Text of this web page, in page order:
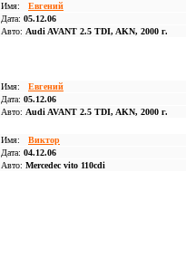
Имя: Евгений
Дата: 05.12.06
Авто: Audi AVANT 2.5 TDI, AKN, 2000 г.
Имя: Евгений
Дата: 05.12.06
Авто: Audi AVANT 2.5 TDI, AKN, 2000 г.
Имя: Виктор
Дата: 04.12.06
Авто: Mercedec vito 110cdi